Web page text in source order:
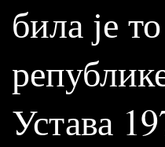
била је
Устава